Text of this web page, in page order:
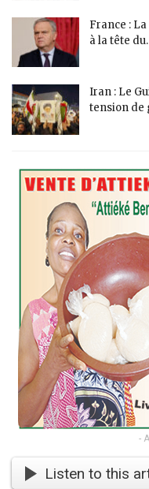
France :
à la tête
Iran : Le
tension de
-
Listen to this